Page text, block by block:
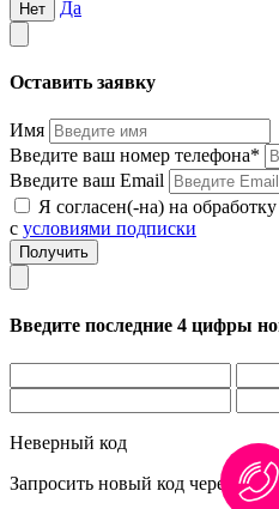
Нет Да
Оставить заявку
Имя
Введите ваш номер телефона*
Введите ваш Email
Я согласен(-на) на
с условиями подписки
Введите последние 4 цифры
Неверный код
Запросить новый код через 1:00